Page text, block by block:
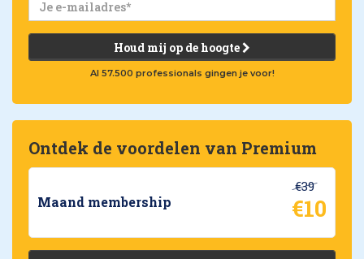
Houd mij op de hoogte
Al 57.500 professionals gingen je voor!
Ontdek de voordelen van Premium
Maand membership
€39
€10